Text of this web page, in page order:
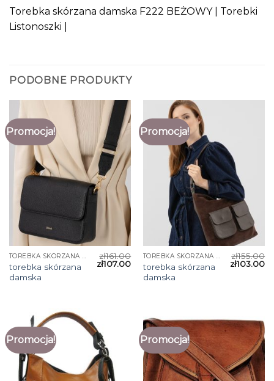
Torebka skórzana damska F222 BEŻOWY | Torebki
Listonoszki |
PODOBNE PRODUKTY
Promocja!
TOREBKA SKÓRZANA DAMSKA
torebka skórzana
damska
zł161.00
zł107.00
Promocja!
TOREBKA SKÓRZANA DAMSKA
torebka skórzana
damska
zł155.00
zł103.00
Promocja! Promocja!